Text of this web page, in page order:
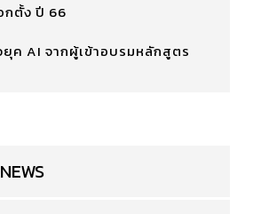
กตั้ง ปี 66
ยุค AI จากผู้เข้าอบรมหลักสูตร